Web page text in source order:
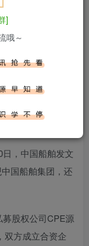
，中国船舶发文
国船舶集团，还
股权公司CPE源
双方成立合资企
]
哦～